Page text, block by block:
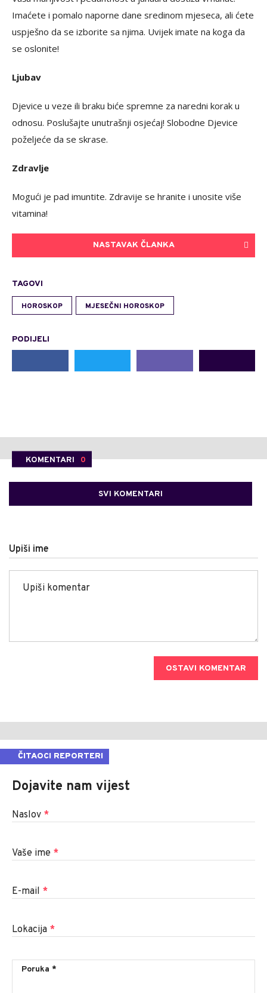
Imaćete i pomalo naporne dane sredinom mjeseca, ali ćete
uspješno da se izborite sa njima. Uvijek imate na koga da
se oslonite!
Ljubav
Djevice u veze ili braku biće spremne za naredni korak u
odnosu. Poslušajte unutrašnji osjećaj! Slobodne Djevice
poželjeće da se skrase.
Zdravlje
Mogući je pad imuntite. Zdravije se hranite i unosite više
vitamina!
NASTAVAK ČLANKA
TAGOVI
HOROSKOP MJESEČNI HOROSKOP
PODIJELI
KOMENTARI 0
SVI KOMENTARI
Upiši ime
OSTAVI KOMENTAR
ČITAOCI REPORTERI
Dojavite nam vijest
Naslov *
Vaše ime *
E-mail *
Lokacija *